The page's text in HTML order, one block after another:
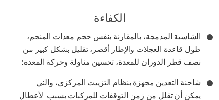
الكفاءة
الشاسية المدمجة، بالمقارنة بنفس حجم معدات المنجم،
طول قاعدة العجلات والإطار أقصر، تقليل بشكل كبير من
نصف قطر الدوران للمعدة، تحسين مناولة وحركة المعدة؛
شاحنة التعدين مجهزة بنظام التزييت المركزي، والتي
يمكن أن تقلل من زمن التوقفات للمركبات بسبب الأعطال